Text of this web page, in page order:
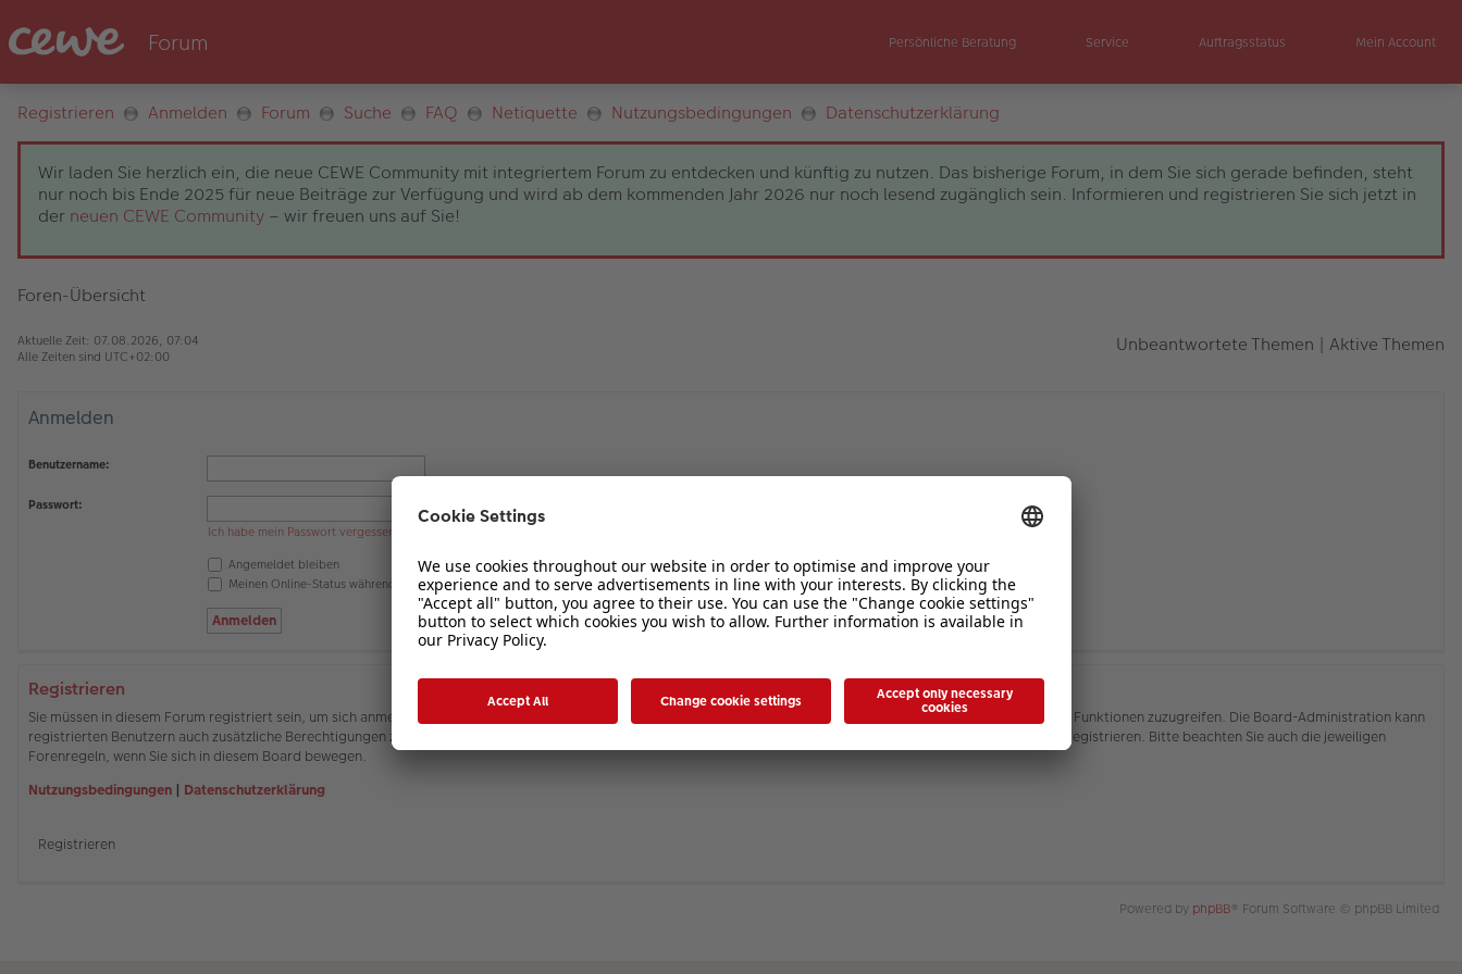
Persönliche Beratung Service Auftragsstatus Mein Account
Registrieren Anmelden Forum Suche FAQ Netiquette Nutzungsbedingungen Datenschutzerklärung
Wir laden Sie herzlich ein, die neue CEWE Community mit integriertem Forum zu entdecken und künftig zu nutzen. Das bisherige Forum, in dem Sie sich gerade befinden, steht
nur noch bis Ende 2025 für neue Beiträge zur Verfügung und wird ab dem kommenden Jahr 2026 nur noch lesend zugänglich sein. Informieren und registrieren Sie sich jetzt in
der neuen CEWE Community – wir freuen uns auf Sie!
Foren-Übersicht
Aktuelle Zeit: 07.08.2026, 07:04
Alle Zeiten sind UTC+02:00 Unbeantwortete Themen | Aktive Themen
Anmelden
Benutzername:
Passwort:
Ich habe mein Passwort vergessen
Angemeldet bleiben
Meinen Online-Status während dieser Sitzung verbergen
Registrieren
Sie müssen in diesem Forum registriert sein, um sich anmelden zu können. Die Registrierung ist in wenigen Augenblicken erledigt und ermöglicht es Ihnen, auf weitere Funktionen zuzugreifen. Die Board-Administration kann
registrierten Benutzern auch zusätzliche Berechtigungen zuweisen. Beachten Sie bitte unsere Nutzungsbedingungen und die verwandten Regelungen, bevor Sie sich registrieren. Bitte beachten Sie auch die jeweiligen
Forenregeln, wenn Sie sich in diesem Board bewegen.
Nutzungsbedingungen | Datenschutzerklärung
Registrieren
Powered by phpBB® Forum Software © phpBB Limited